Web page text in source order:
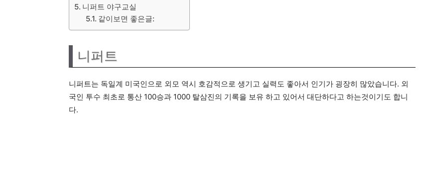
니퍼트 야구교실
같이보면 좋은글:
니퍼트
니퍼트는 독일계 미국인으로 외모 역시 호감적으로 생기고 실력도 좋아서 인기가 굉장히 많았습니다. 외
국인 투수 최초로 통산 100승과 1000 탈삼진의 기록을 보유 하고 있어서 대단하다고 하는것이기도 합니
다.